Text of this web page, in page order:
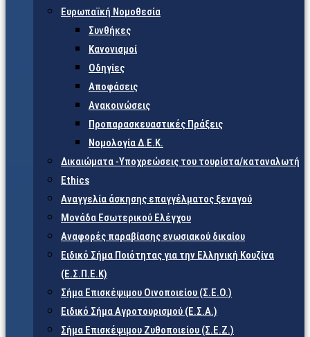
Ευρωπαϊκή Νομοθεσία
Συνθήκες
Κανονισμοί
Οδηγίες
Αποφάσεις
Ανακοινώσεις
Προπαρασκευαστικές Πράξεις
Νομολογία Δ.Ε.Κ.
Δικαιώματα -Υποχρεώσεις του τουρίστα/καταναλωτή
Ethics
Αναγγελία άσκησης επαγγέλματος ξεναγού
Μονάδα Εσωτερικού Ελέγχου
Αναφορές παραβίασης ενωσιακού δικαίου
Ειδικό Σήμα Ποιότητας για την Ελληνική Κουζίνα
(Ε.Σ.Π.Ε.Κ)
Σήμα Επισκέψιμου Οινοποιείου (Σ.Ε.Ο.)
Ειδικό Σήμα Αγροτουρισμού (Ε.Σ.Α.)
Σήμα Επισκέψιμου Ζυθοποιείου (Σ.Ε.Ζ.)